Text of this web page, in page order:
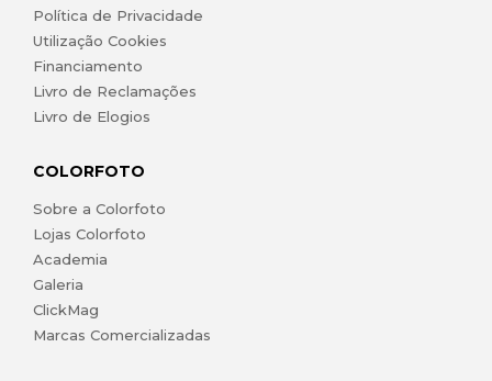
Política de Privacidade
Utilização Cookies
Financiamento
Livro de Reclamações
Livro de Elogios
COLORFOTO
Sobre a Colorfoto
Lojas Colorfoto
Academia
Galeria
ClickMag
Marcas Comercializadas